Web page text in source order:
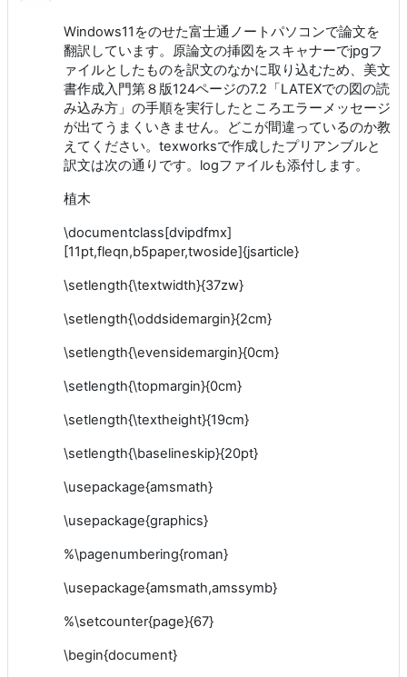
Windows11をのせた富士通ノートパソコンで論文を
翻訳しています。原論文の挿図をスキャナーでjpgフ
ァイルとしたものを訳文のなかに取り込むため、美文
書作成入門第８版124ページの7.2「LATEXでの図の読
み込み方」の手順を実行したところエラーメッセージ
が出てうまくいきません。どこが間違っているのか教
えてください。texworksで作成したプリアンブルと
訳文は次の通りです。logファイルも添付します。
植木
\documentclass[dvipdfmx]
[11pt,fleqn,b5paper,twoside]{jsarticle}
\setlength{\textwidth}{37zw}
\setlength{\oddsidemargin}{2cm}
\setlength{\evensidemargin}{0cm}
\setlength{\topmargin}{0cm}
\setlength{\textheight}{19cm}
\setlength{\baselineskip}{20pt}
\usepackage{amsmath}
\usepackage{graphics}
%\pagenumbering{roman}
\usepackage{amsmath,amssymb}
%\setcounter{page}{67}
\begin{document}